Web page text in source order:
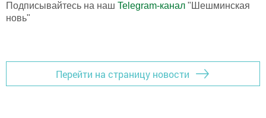
Подписывайтесь на наш Telegram-канал "Шешминская
новь"
Перейти на страницу новости